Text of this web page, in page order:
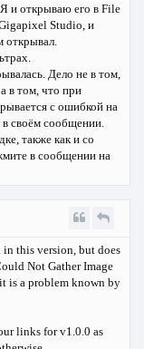
и открываю его в File
Studio, и
открывал.
Дело не в том,
в том, что при
с ошибкой на
в своём сообщении.
также как и со
в сообщении на
this version, but does
Not Gather Image
is a problem known by
links for v1.0.0 as